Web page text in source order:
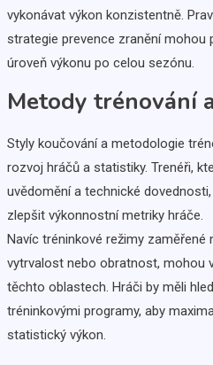
vykonávat výkon konzistentně.
strategie prevence zranění mohou
úroveň výkonu po celou sezónu.
Metody trénování
Styly koučování a metodologie
rozvoj hráčů a statistiky. Trenéři,
uvědomění a technické
zlepšit výkonnostní metriky hráče.
Navíc tréninkové režimy zaměřené
vytrvalost nebo obratnost, mohou
těchto oblastech. Hráči by měli
tréninkovými programy, aby
statistický výkon.